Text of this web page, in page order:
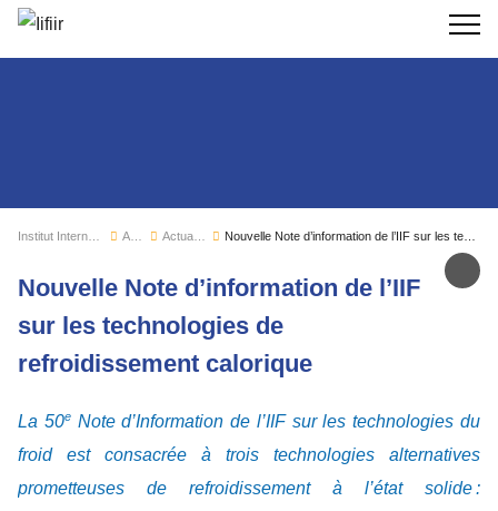
Actualités de l'IIF
Nouvelle Note d’information de l’IIF sur les technologies de refroidissement calorique
Nouvelle Note d’information de l’IIF
sur les technologies de
refroidissement calorique
La 50eNote d’Information de l’IIF sur les technologies du
froid est consacrée à trois technologies alternatives
prometteuses de refroidissement à l’état solide :